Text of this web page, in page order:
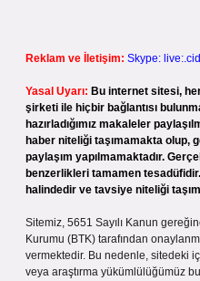
Reklam ve İletişim: Skype:
Yasal Uyarı: Bu internet sitesi,
şirketi ile hiçbir bağlantısı
hazırladığımız makaleler
haber niteliği taşımamakta olup,
paylaşım yapılmamaktadır.
benzerlikleri tamamen
halindedir ve tavsiye niteliği
Sitemiz, 5651 Sayılı Kanun
Kurumu (BTK) tarafından
vermektedir. Bu nedenle, sitedeki
veya araştırma yükümlülüğümüz